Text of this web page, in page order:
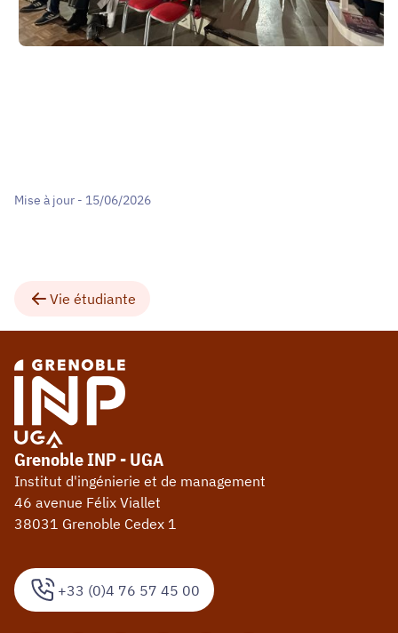
Mise à jour - 15/06/2026
Vie étudiante
+33 (0)4 76 57 45 00
Grenoble INP - UGA
Institut d'ingénierie et de management
46 avenue Félix Viallet
38031 Grenoble Cedex 1